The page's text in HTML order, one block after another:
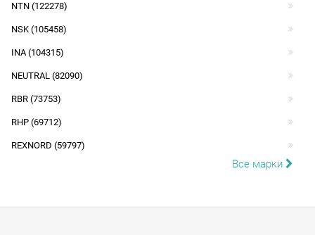
NTN (122278)
NSK (105458)
INA (104315)
NEUTRAL (82090)
RBR (73753)
RHP (69712)
REXNORD (59797)
Все марки